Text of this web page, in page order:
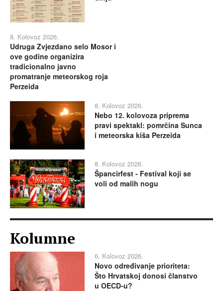
8. Kolovoz 2026.
Udruga Zvjezdano selo Mosor i
ove godine organizira
tradicionalno javno
promatranje meteorskog roja
Perzeida
8. Kolovoz 2026.
Nebo 12. kolovoza priprema
pravi spektakl: pomrčina Sunca
i meteorska kiša Perzeida
8. Kolovoz 2026.
Špancirfest - Festival koji se
voli od malih nogu
Kolumne
6. Kolovoz 2026.
Novo određivanje prioriteta:
Što Hrvatskoj donosi članstvo
u OECD-u?